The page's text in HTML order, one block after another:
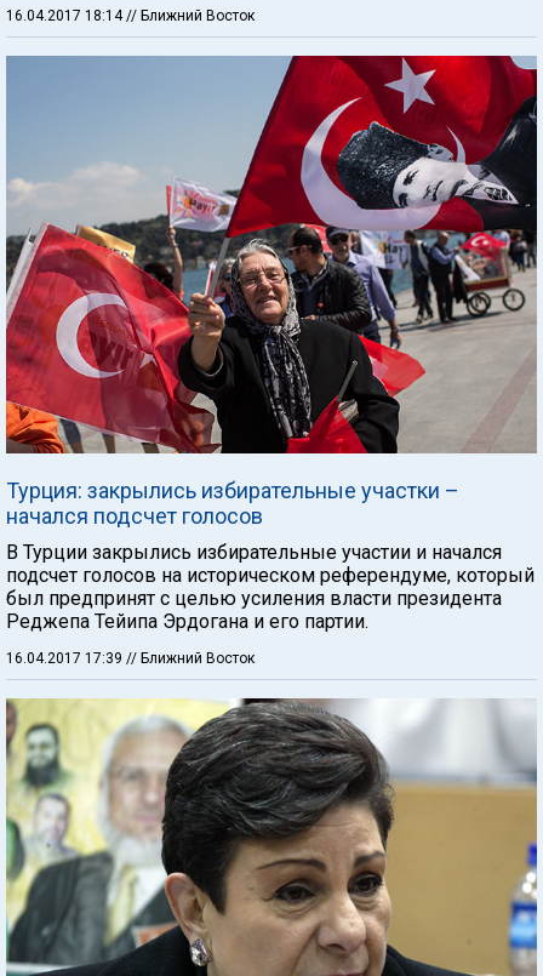
16.04.2017 18:14 // Ближний Восток
Турция: закрылись избирательные участки –
начался подсчет голосов
В Турции закрылись избирательные участии и начался
подсчет голосов на историческом референдуме, который
был предпринят с целью усиления власти президента
Реджепа Тейипа Эрдогана и его партии.
16.04.2017 17:39 // Ближний Восток